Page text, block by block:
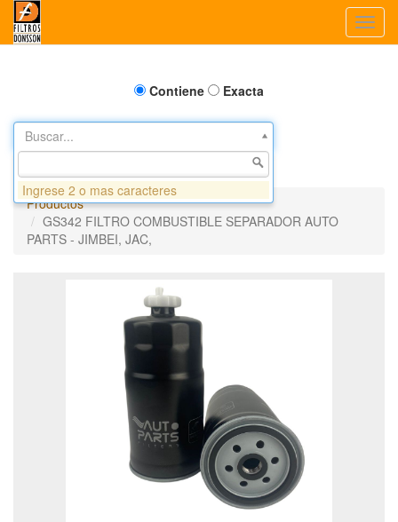
Contiene Exacta
Buscar...
Productos
GS342 FILTRO COMBUSTIBLE SEPARADOR AUTO
PARTS - JIMBEI, JAC,
Ingrese 2 o mas caracteres